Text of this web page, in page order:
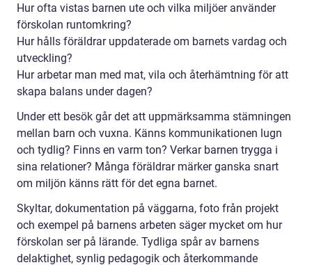
Hur ofta vistas barnen ute och vilka miljöer använder
förskolan runtomkring?
Hur hålls föräldrar uppdaterade om barnets vardag och
utveckling?
Hur arbetar man med mat, vila och återhämtning för att
skapa balans under dagen?
Under ett besök går det att uppmärksamma stämningen
mellan barn och vuxna. Känns kommunikationen lugn
och tydlig? Finns en varm ton? Verkar barnen trygga i
sina relationer? Många föräldrar märker ganska snart
om miljön känns rätt för det egna barnet.
Skyltar, dokumentation på väggarna, foto från projekt
och exempel på barnens arbeten säger mycket om hur
förskolan ser på lärande. Tydliga spår av barnens
delaktighet, synlig pedagogik och återkommande